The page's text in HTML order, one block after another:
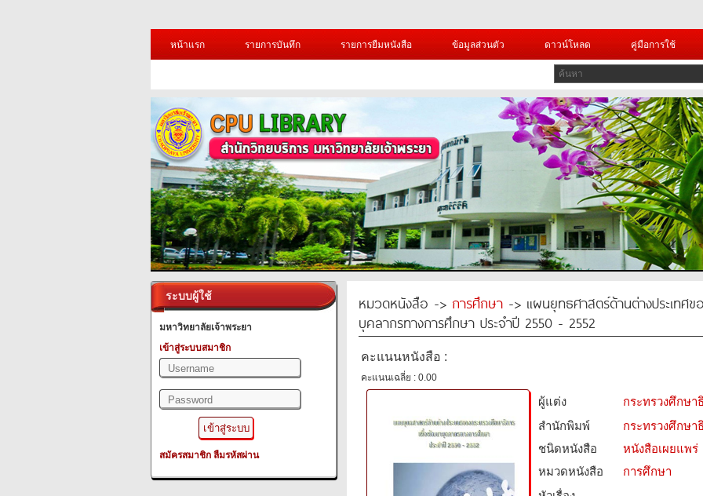
หน้าแรก
รายการบันทึก รายการยืมหนังสือ ข้อมูลส่วนตัว ดาวน์โหลด คู่มือการใช้
ระบบผู้ใช้
มหาวิทยาลัยเจ้าพระยา
เข้าสู่ระบบสมาชิก
สมัครสมาชิก ลืมรหัสผ่าน
หมวดหนังสือ -> การศึกษา -> แผนยุทธศาสตร์ด้านต่างประเทศ
บุคลากรทางการศึกษา ประจำปี 2550 - 2552
คะแนนหนังสือ :
คะแนนเฉลี่ย : 0.00
ผู้แต่ง
กระทรวงศึกษา
สำนักพิมพ์
กระทรวงศึกษา
ชนิดหนังสือ­
หนังสือเผยแพร่
หมวดหนังสือ­
การศึกษา